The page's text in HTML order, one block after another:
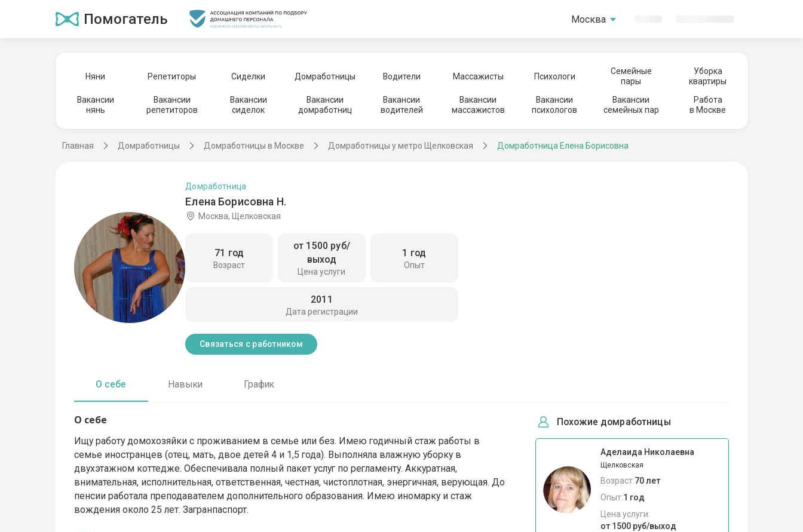
Помогатель Москва
Няни Репетиторы Сиделки Домработницы Водители Массажисты Психологи
Семейные
пары
Уборка
квартиры
Вакансии
нянь
Вакансии
репетиторов
Вакансии
сиделок
Вакансии
домработниц
Вакансии
водителей
Вакансии
массажистов
Вакансии
психологов
Вакансии
семейных пар
Работа
в Москве
Главная Домработницы Домработницы в Москве Домработницы у метро Щелковская Домработница Елена Борисовна
Елена Борисовна Н.
Домработница
Москва, Щелковская
Возраст
71 год
Цена услуги
от 1500 руб/
выход
Опыт
1 год
Дата регистрации
2011
Связаться с работником
О себе Навыки График
О себе
Ищу работу домохозяйки с проживанием в семье или без. Имею годичный стаж работы в
семье иностранцев (отец, мать, двое детей 4 и 1,5 года). Выполняла влажную уборку в
двухэтажном коттедже. Обеспечивала полный пакет услуг по регламенту. Аккуратная,
внимательная, исполнительная, ответственная, честная, чистоплотная, энергичная, верующая. До
пенсии работала преподавателем дополнительного образования. Имею иномарку и стаж
вождения около 25 лет. Загранпаспорт.
Похожие домработницы
Аделаида Николаевна
Щелковская
Возраст:70 лет
Опыт:1 год
Цена услуги:
от 1500 руб/выход